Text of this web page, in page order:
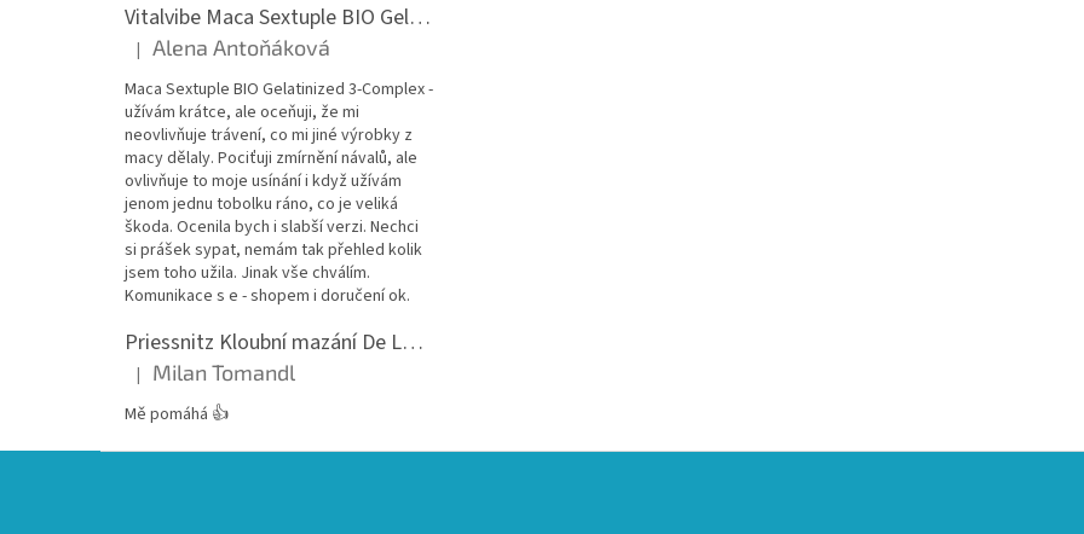
Vitalvibe Maca Sextuple BIO Gelatinized 3-Complex, 60 kapslí
Hodnocení produktu je 5 z 5 hvězdiček.
| Alena Antoňáková
Maca Sextuple BIO Gelatinized 3-Complex -
užívám krátce, ale oceňuji, že mi
neovlivňuje trávení, co mi jiné výrobky z
macy dělaly. Pociťuji zmírnění návalů, ale
ovlivňuje to moje usínání i když užívám
jenom jednu tobolku ráno, co je veliká
škoda. Ocenila bych i slabší verzi. Nechci
si prášek sypat, nemám tak přehled kolik
jsem toho užila. Jinak vše chválím.
Komunikace s e - shopem i doručení ok.
Priessnitz Kloubní mazání De Luxe, 200ml
Hodnocení produktu je 5 z 5 hvězdiček.
| Milan Tomandl
Mě pomáhá 👍